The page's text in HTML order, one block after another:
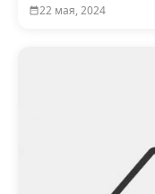
22 мая, 2024